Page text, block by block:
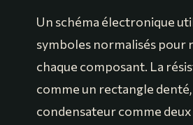
Un schéma électronique
symboles normalisés pour
chaque composant. La
comme un rectangle denté,
condensateur comme